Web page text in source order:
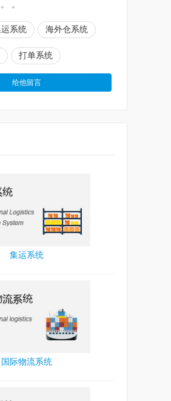
。
系统 海外仓系统
打单系统
集运系统
国际物流系统